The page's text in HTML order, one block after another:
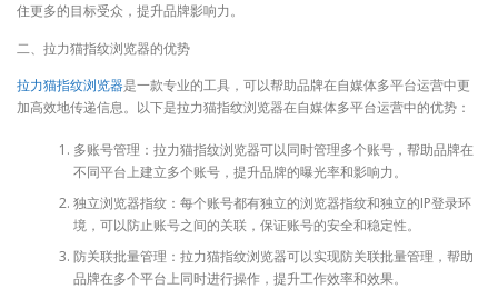
住更多的目标受众，提升品牌影响力。
二、拉力猫指纹浏览器的优势
拉力猫指纹浏览器是一款专业的工具，可以帮助品牌在自媒体多平台运营中更
加高效地传递信息。以下是拉力猫指纹浏览器在自媒体多平台运营中的优势：
多账号管理：拉力猫指纹浏览器可以同时管理多个账号，帮助品牌在
不同平台上建立多个账号，提升品牌的曝光率和影响力。
独立浏览器指纹：每个账号都有独立的浏览器指纹和独立的IP登录环
境，可以防止账号之间的关联，保证账号的安全和稳定性。
防关联批量管理：拉力猫指纹浏览器可以实现防关联批量管理，帮助
品牌在多个平台上同时进行操作，提升工作效率和效果。